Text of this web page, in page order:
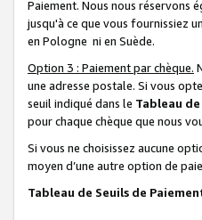
Paiement. Nous nous réservons
jusqu'à ce que vous fournissiez
en Pologne ni en Suède.
Option 3 : Paiement par chèque.
une adresse postale. Si vous
seuil indiqué dans le Tableau
pour chaque chèque que nous
Si vous ne choisissez aucune
moyen d’une autre option de
Tableau de Seuils de